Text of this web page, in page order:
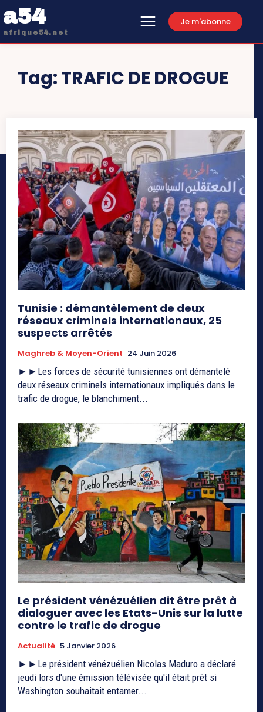
a54
afrique54.net
Je m'abonne
Tag:TRAFIC DE DROGUE
Tunisie : démantèlement de deux
réseaux criminels internationaux, 25
suspects arrêtés
Maghreb & Moyen-Orient 24 Juin 2026
►►Les forces de sécurité tunisiennes ont démantelé
deux réseaux criminels internationaux impliqués dans le
trafic de drogue, le blanchiment...
Le président vénézuélien dit être prêt à
dialoguer avec les Etats-Unis sur la lutte
contre le trafic de drogue
Actualité 5 Janvier 2026
►►Le président vénézuélien Nicolas Maduro a déclaré
jeudi lors d'une émission télévisée qu'il était prêt si
Washington souhaitait entamer...